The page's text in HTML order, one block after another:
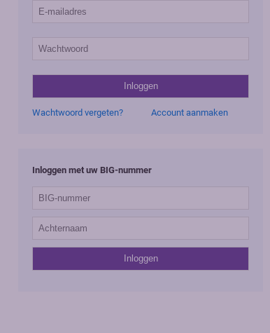
Wachtwoord vergeten? Account aanmaken
Inloggen met uw BIG-nummer